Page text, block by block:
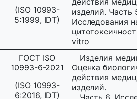
(ISO 10993-
5:1999, IDT)
действия
изделий. Часть
Исследования
vitro
ГОСТ ISO
10993-6-2021
(ISO 10993-
6:2016, IDT)
Изделия
Оценка
действия
изделий.
Часть 6.